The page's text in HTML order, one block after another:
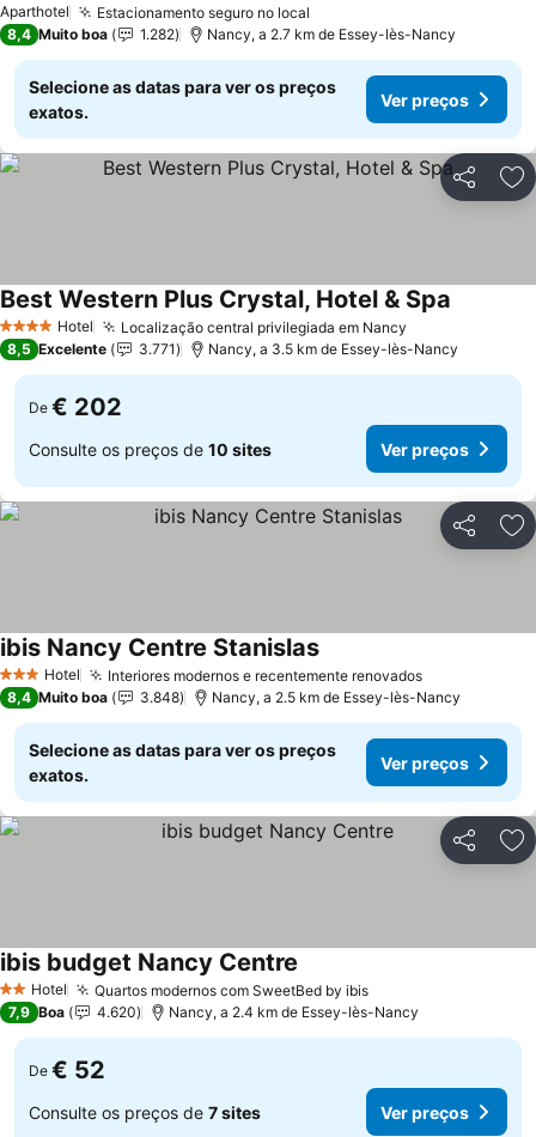
Aparthotel Estacionamento seguro no local
8,4 Muito boa 1.282 Nancy, a 2.7 km de Essey-lès-Nancy
Selecione as datas para ver os preços
exatos.
Ver preços
Partilhar
4 EstrelasHotel Localização central privilegiada em Nancy
Best Western Plus Crystal, Hotel & Spa
8,5 Excelente 3.771 Nancy, a 3.5 km de Essey-lès-Nancy
De € 202
Consulte os preços de 10 sites Ver preços
Partilhar
3 EstrelasHotel Interiores modernos e recentemente renovadosVer preços
ibis Nancy Centre StanislasVer preços
8,4 Muito boa 3.848 Nancy, a 2.5 km de Essey-lès-Nancy
Selecione as datas para ver os preços
exatos.
Ver preços
Partilhar
2 Estrelas
Hotel Quartos modernos com SweetBed by ibisVer preços
ibis budget Nancy Centre
7,9 Boa 4.620 Nancy, a 2.4 km de Essey-lès-Nancy
De € 52
Consulte os preços de 7 sites Ver preços